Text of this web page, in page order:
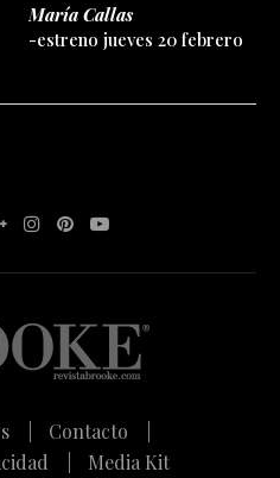
María Callas
-estreno jueves 20 febrero
|
Contacto |
|
Media Kit